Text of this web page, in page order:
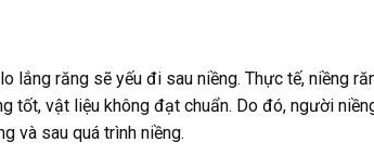
lắng răng sẽ yếu đi sau niềng. Thực tế, niềng
tốt, vật liệu không đạt chuẩn. Do đó, người
và sau quá trình niềng.